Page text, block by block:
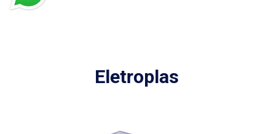
Eletroplas